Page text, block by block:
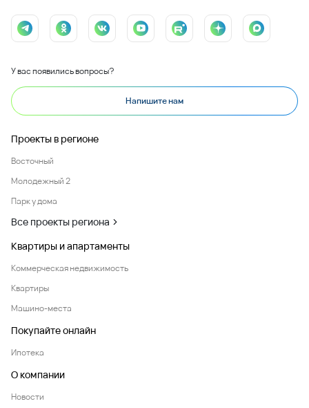
У вас появились вопросы?
Напишите нам
Проекты в регионе
Восточный
Молодежный 2
Парк у дома
Все проекты региона
Квартиры и апартаменты
Коммерческая недвижимость
Квартиры
Машино-места
Покупайте онлайн
Ипотека
О компании
Новости